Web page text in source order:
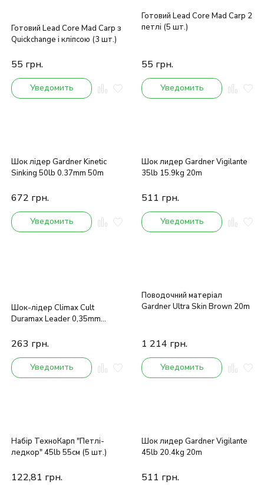
Готовий Lead Core Mad Carp з
Quickchange і кліпсою (3 шт.)
55 грн.
Уведомить
Готовий Lead Core Mad Carp 2
петлі (5 шт.)
55 грн.
Уведомить
Шок лідер Gardner Kinetic
Sinking 50lb 0.37mm 50m
672 грн.
Уведомить
Шок лидер Gardner Vigilante
35lb 15.9kg 20m
511 грн.
Уведомить
Шок-лідер Climax Cult
Duramax Leader 0,35mm
263 грн.
Уведомить
Поводочний матеріал
Gardner Ultra Skin Brown 20m
1 214 грн.
Уведомить
Набір ТехноКарп "Петлі-
ледкор" 45lb 55см (5 шт.)
122,81 грн.
Шок лидер Gardner Vigilante
45lb 20.4kg 20m
511 грн.